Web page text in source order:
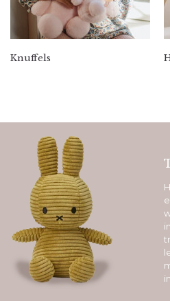
Knuffels